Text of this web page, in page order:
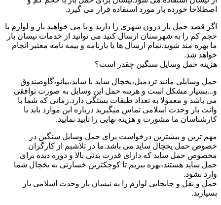
اصطلاحا خورده بار مورد استفاده قرار می گیرد.
اگر قصد حمل بار درون شهری را دارید و یا می خواهید بار و لوازم با
حجم کم را به شهرستان ارسال کنید می توانید از خدمات نیسان بار
ما بهره مند شوید.تمام ارسال ها با بارنامه و بیمه نامه معتبر انجام
خواهد شد.
هزینه حمل وسایل سنگین چقدر است؟
حمل وسایلی مانند تردمیل،یخچال ساید با ساید،پیانو،گاوصندوق
و...بسیار مشکل است و هزینه حمل این وسایل به صورت توافقی
می باشد و معمولا به تعداد طبقات بستگی دارد.زمانی که شما با
وانت بار وحدت اسلامی تماس میگیرید درباره این موارد باید با
کارشناسان ما مشورت و هزینه نهایی را تایید نمایید.
مهم ترین و بیشترین درخواست برای حمل وسایل سنگین در
خصوص حمل یخچال ساید می باشد.ما در تلاشیم از کارگران
مخصوص حمل ساید که دارای قدرت بدنی بالا و دوره دیده برای
حمل ساید هستند،بهره ببریم تا کوچکترین خسارتی به یخچال شما
وارد نشود.
حمل و نقل و جابجایی لوازم را به نیسان بار وحدت اسلامی بار
بسپارید.